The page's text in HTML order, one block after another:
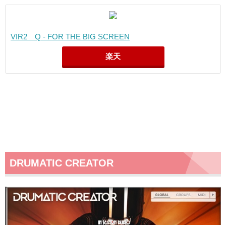
VIR2 Q - FOR THE BIG SCREEN
楽天
DRUMATIC CREATOR